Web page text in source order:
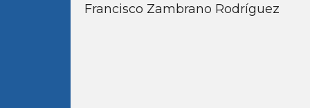
Francisco Zambrano Rodríguez